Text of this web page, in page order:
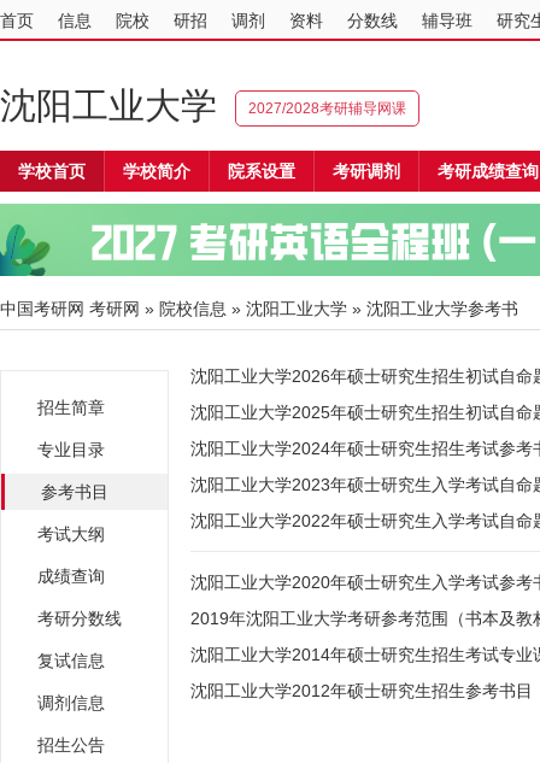
首页 信息 院校 研招 调剂 资料 分数线 辅导班 研究
沈阳工业大学 2027/2028考研辅导网课
学校首页 学校简介 院系设置 考研调剂 考研成绩查询
中国考研网 考研网 » 院校信息 » 沈阳工业大学 » 沈阳工业大学参考书
招生简章
专业目录
参考书目
考试大纲
成绩查询
考研分数线
复试信息
调剂信息
招生公告
沈阳工业大学2026年硕士研究生招生初试自命
沈阳工业大学2025年硕士研究生招生初试自命
沈阳工业大学2024年硕士研究生招生考试参考
沈阳工业大学2023年硕士研究生入学考试自命
沈阳工业大学2022年硕士研究生入学考试自命
沈阳工业大学2020年硕士研究生入学考试参考
2019年沈阳工业大学考研参考范围（书本及教
沈阳工业大学2014年硕士研究生招生考试专业
沈阳工业大学2012年硕士研究生招生参考书目